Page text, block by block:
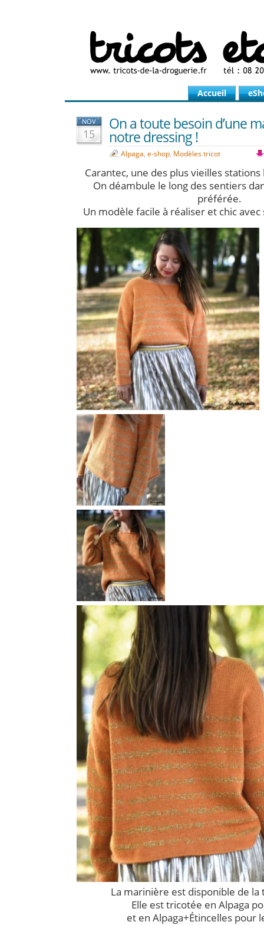
Accueil
NOV
15
On a toute besoin d’une
notre dressing !
Alpaga, e-shop, Modèles tricot
Carantec, une des plus vieilles
On déambule le long des sentiers
préférée.
Un modèle facile à réaliser et chic
La marinière est disponible de la
Elle est tricotée en Alpaga
et en Alpaga+Étincelles pour